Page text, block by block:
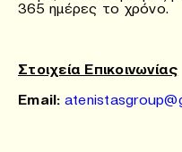
365 ημέρες το χρόνο.
Στοιχεία Επικοινωνίας
Email: